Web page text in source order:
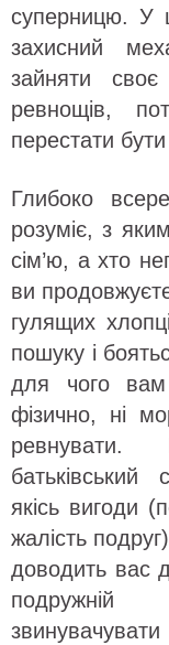
суперницю. У
захисний
зайняти
ревнощів,
перестати
Глибоко
розуміє, з
сім’ю, а хто
ви
гулящих
пошуку і
для чого
фізично, ні
ревнувати.
якісь вигоди
жалість
доводить вас
подружній